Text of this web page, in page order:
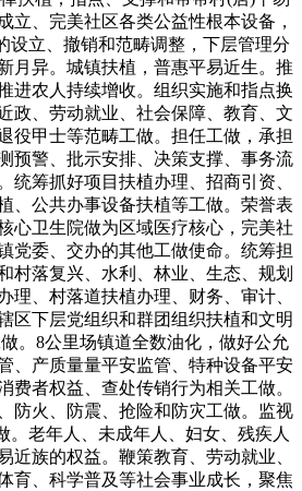
立、完美社区各类公益性根本设备，
设立、撤销和范畴调整，下层管理分
月异。城镇扶植，普惠平易近生。推
进农人持续增收。组织实施和指点换
政、劳动就业、社会保障、教育、文
役甲士等范畴工做。担任工做，承担
预警、批示安排、决策支撑、事务流
统筹抓好项目扶植办理、招商引资、
、公共办事设备扶植等工做。荣誉表
心卫生院做为区域医疗核心，完美社
党委、交办的其他工做使命。统筹担
村落复兴、水利、林业、生态、规划
理、村落道扶植办理、财务、审计、
区下层党组织和群团组织扶植和文明
。8公里场镇道全数油化，做好公允
、产质量量平安监管、特种设备平安
费者权益、查处传销行为相关工做。
防火、防震、抢险和防灾工做。监视
。老年人、未成年人、妇女、残疾人
近族的权益。鞭策教育、劳动就业、
育、科学普及等社会事业成长，聚焦